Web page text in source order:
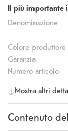
lasciare l'iPhone
caricatore
fotocamera, tutti
custodia
effettuare
Il più importante
Denominazione
Colore produttore
Garanzia
Numero articolo
Informazioni
Produttore
Numero
Mostra altri
Contenuto
Fornitura